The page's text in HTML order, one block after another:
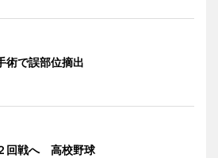
術で誤部位摘出
回戦へ 高校野球